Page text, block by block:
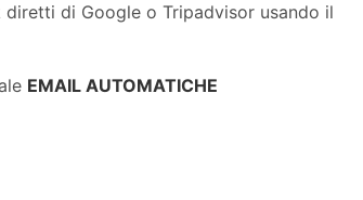
di Google o Tripadvisor usando il
EMAIL AUTOMATICHE